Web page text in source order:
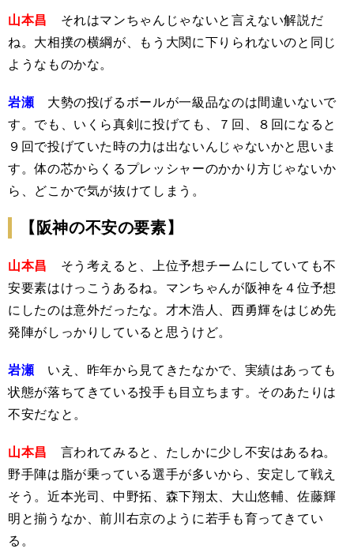
山本昌 それはマンちゃんじゃないと言えない解説だ
ね。大相撲の横綱が、もう大関に下りられないのと同じ
ようなものかな。
岩瀬 大勢の投げるボールが一級品なのは間違いないで
す。でも、いくら真剣に投げても、７回、８回になると
９回で投げていた時の力は出ないんじゃないかと思いま
す。体の芯からくるプレッシャーのかかり方じゃないか
ら、どこかで気が抜けてしまう。
【阪神の不安の要素】
山本昌 そう考えると、上位予想チームにしていても不
安要素はけっこうあるね。マンちゃんが阪神を４位予想
にしたのは意外だったな。才木浩人、西勇輝をはじめ先
発陣がしっかりしていると思うけど。
岩瀬 いえ、昨年から見てきたなかで、実績はあっても
状態が落ちてきている投手も目立ちます。そのあたりは
不安だなと。
山本昌 言われてみると、たしかに少し不安はあるね。
野手陣は脂が乗っている選手が多いから、安定して戦え
そう。近本光司、中野拓、森下翔太、大山悠輔、佐藤輝
明と揃うなか、前川右京のように若手も育ってきてい
る。